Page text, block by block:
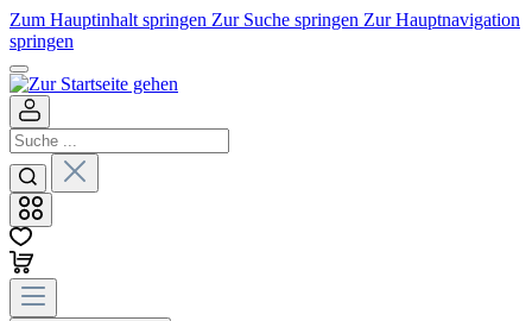
Zum Hauptinhalt springen Zur Suche springen Zur Hauptnavigation
springen